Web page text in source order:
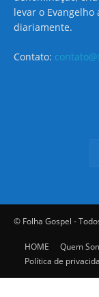
levar o
diariamente.
Contato:
© Folha Gospel -
HOME Quem
Política de